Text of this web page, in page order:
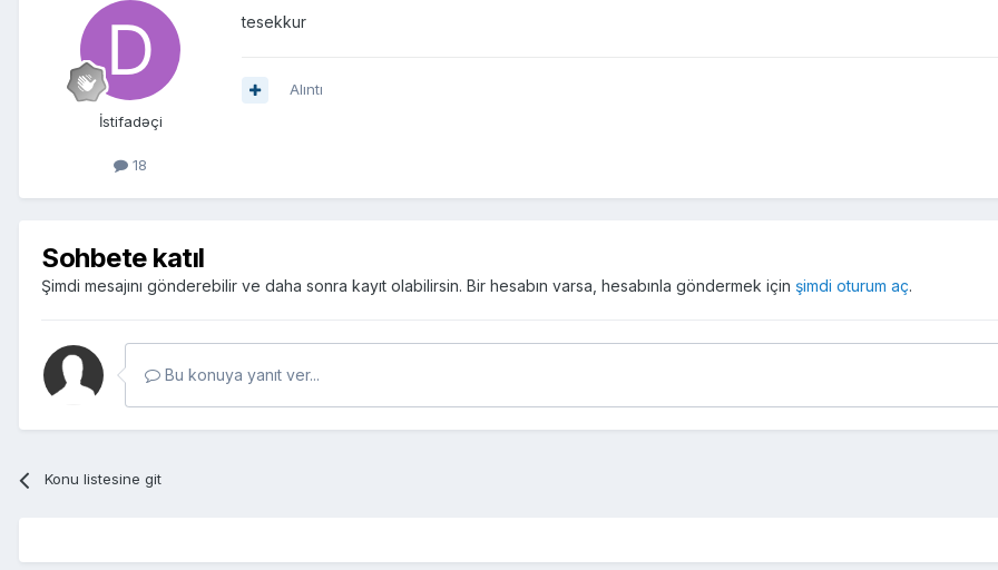
İstifadəçi
18
tesekkur
Alıntı
Sohbete katıl
Şimdi mesajını gönderebilir ve daha sonra kayıt olabilirsin. Bir hesabın varsa, hesabınla göndermek için şimdi oturum aç.
Bu konuya yanıt ver...
Konu listesine git